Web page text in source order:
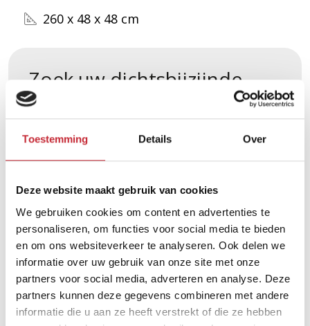
Toestemming Details Over
Deze website maakt gebruik van cookies
We gebruiken cookies om content en advertenties te
personaliseren, om functies voor social media te bieden
en om ons websiteverkeer te analyseren. Ook delen we
informatie over uw gebruik van onze site met onze
partners voor social media, adverteren en analyse. Deze
partners kunnen deze gegevens combineren met andere
informatie die u aan ze heeft verstrekt of die ze hebben
260 x 48 x 48 cm
Zoek uw dichtsbijzijnde
dealer in ons netwerk
Vergelijkbare producten